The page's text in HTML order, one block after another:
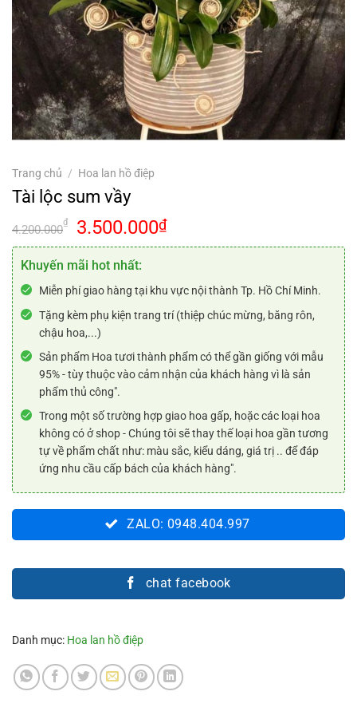
Trang chủ / Hoa lan hồ điệp
Tài lộc sum vầy
4.200.000
₫
Giá
gốc
là:
4.200.000₫.
3.500.000₫Giá
hiện
là:
3.500.000₫.
Khuyến mãi hot nhất:
Miễn phí giao hàng tại khu vực nội thành Tp. Hồ Chí Minh.
Tặng kèm phụ kiện trang trí (thiệp chúc mừng, băng rôn,
chậu hoa,...)
Sản phẩm Hoa tươi thành phẩm có thể gần giống với mẫu
95% - tùy thuộc vào cảm nhận của khách hàng vì là sản
phẩm thủ công".
Trong một số trường hợp giao hoa gấp, hoặc các loại hoa
không có ở shop - Chúng tôi sẽ thay thế loại hoa gần tương
tự về phẩm chất như: màu sắc, kiểu dáng, giá trị .. để đáp
ứng nhu cầu cấp bách của khách hàng".
ZALO: 0948.404.997
chat facebook
Danh mục: Hoa lan hồ điệp